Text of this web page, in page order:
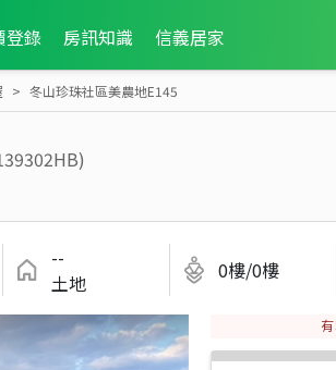
登錄 房訊知識 信義居家
冬山珍珠社區美農地E145
--
土地
0樓/0樓
有